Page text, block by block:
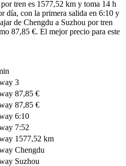
tren es 1577,52 km y toma 14 h
día, con la primera salida en 6:10 y
de Chengdu a Suzhou por tren
87,85 €. El mejor precio para este
3
87,85 €
87,85 €
6:10
7:52
1577,52 km
Chengdu
Suzhou